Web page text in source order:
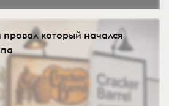
который начался